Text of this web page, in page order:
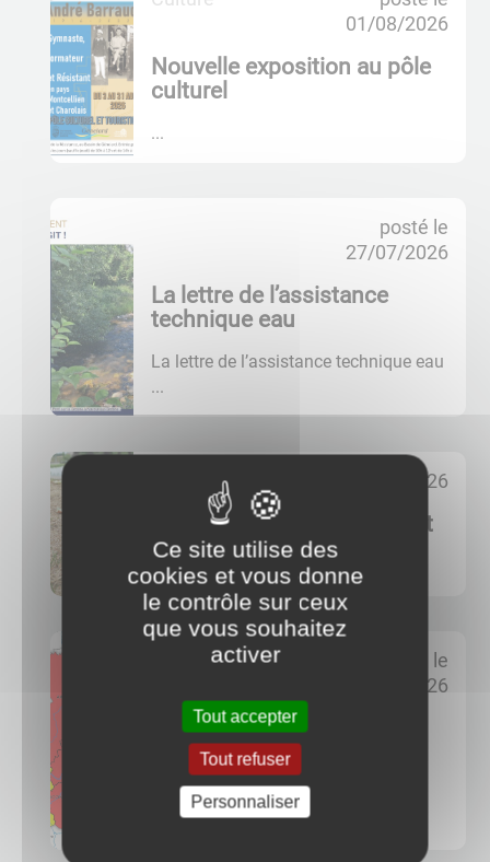
a
c
t
u
a
l
i
s
a
ff
c
h
é
e
01/08/2026
Nouvelle exposition au pôle
culturel
...
posté le
27/07/2026
La lettre de l’assistance
technique eau
La lettre de l’assistance technique eau
...
27/07/2026
Sécheresse et abreuvement
Sécheresse et abreuvement ...
Actualité
posté le
27/07/2026
Restriction temporaire de
certains usages de l’eau
Restriction temporaire de certains
usages de l’eau ...
Ce site utilise des
cookies et vous donne
le contrôle sur ceux
que vous souhaitez
activer
Tout accepter
Tout refuser
Personnaliser